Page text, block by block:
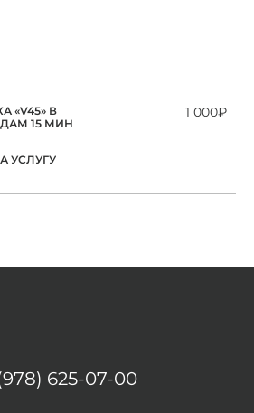
УСЛУГУ
«V45» В
15 МИН
1 000₽
625-07-00